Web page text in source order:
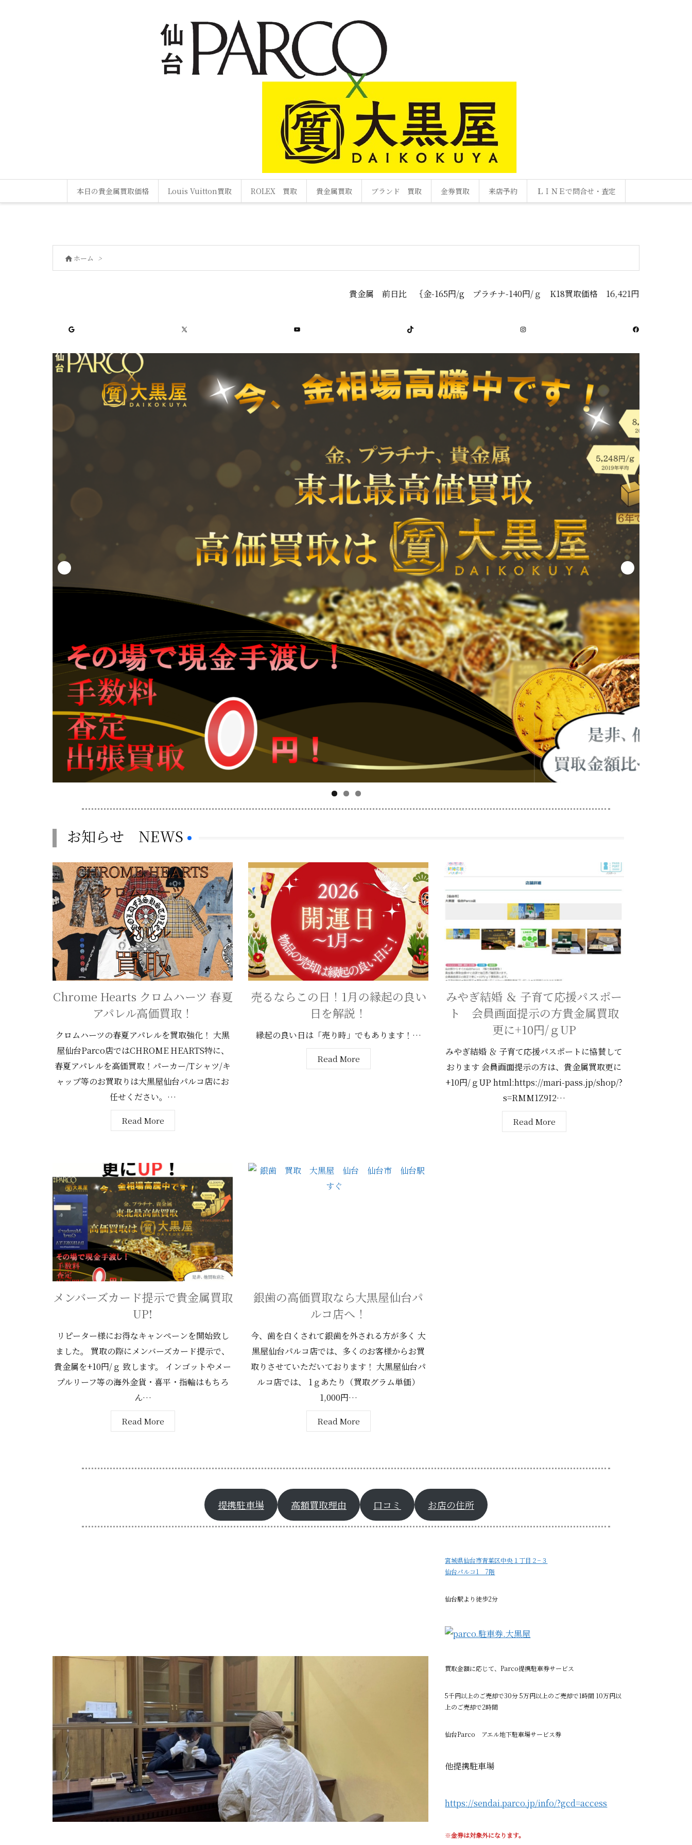
本日の貴金属買取価格 Louis Vuitton買取 ROLEX 買取 貴金属買取 ブランド 買取 金券買取 来店予約 ＬＩＮＥで問合せ・査定
 ホーム >
貴金属 前日比 ｛金-165円/g プラチナ-140円/ｇ K18買取価格 16,421円
Google X YouTube TikTok Instagram Facebook
お知らせ NEWS
Chrome Hearts クロムハーツ 春夏
アパレル高価買取！
クロムハーツの春夏アパレルを買取強化！ 大黒
屋仙台Parco店ではCHROME HEARTS特に、
春夏アパレルを高価買取！パーカー/Tシャツ/キ
ャップ等のお買取りは大黒屋仙台パルコ店にお
任せください。…
Read More
売るならこの日！1月の縁起の良い
日を解説！
縁起の良い日は「売り時」でもあります！…
Read More
みやぎ結婚 ＆ 子育て応援パスポー
ト 会員画面提示の方貴金属買取
更に+10円/ｇUP
みやぎ結婚 ＆ 子育て応援パスポートに協賛して
おります 会員画面提示の方は、貴金属買取更に
+10円/ｇUP html:https://mari-pass.jp/shop/?
s=RMM1Z9I2…
Read More
メンバーズカード提示で貴金属買取
UP!
リピーター様にお得なキャンペーンを開始致し
ました。 買取の際にメンバーズカード提示で、
貴金属を+10円/ｇ 致します。 インゴットやメー
プルリーフ等の海外金貨・喜平・指輪はもちろ
ん…
Read More
銀歯の高価買取なら大黒屋仙台パ
ルコ店へ！
今、歯を白くされて銀歯を外される方が多く 大
黒屋仙台パルコ店では、多くのお客様からお買
取りさせていただいております！ 大黒屋仙台パ
ルコ店では、 1ｇあたり（買取グラム単価）
1,000円…
Read More
提携駐車場 高額買取理由 口コミ お店の住所
宮城県仙台市青葉区中央１丁目２−３
仙台パルコ1 7階
仙台駅より徒歩2分
買取金額に応じて、Parco提携駐車券サービス
5千円以上のご売却で30分 5万円以上のご売却で1時間 10万円以
上のご売却で2時間
仙台Parco アエル地下駐車場サービス券
他提携駐車場
https://sendai.parco.jp/info/?gcd=access
※金券は対象外になります。